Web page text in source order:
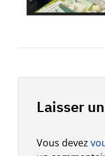
Laisser
Vous devez